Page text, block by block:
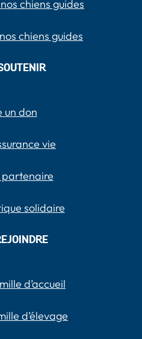
chiens guides
chiens guides
un don
vie
partenaire
solidaire
d’accueil
d’élevage